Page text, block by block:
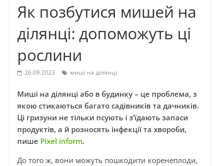
Як позбутися мишей на
ділянці: допоможуть ці
рослини
26.09.2023 миші на ділянці
Миші на ділянці або в будинку – це проблема, з
якою стикаються багато садівників та дачників.
Ці гризуни не тільки псують і з’їдають запаси
продуктів, а й розносять інфекції та хвороби,
пише Pixel inform.
До того ж, вони можуть пошкодити коренеплоди,